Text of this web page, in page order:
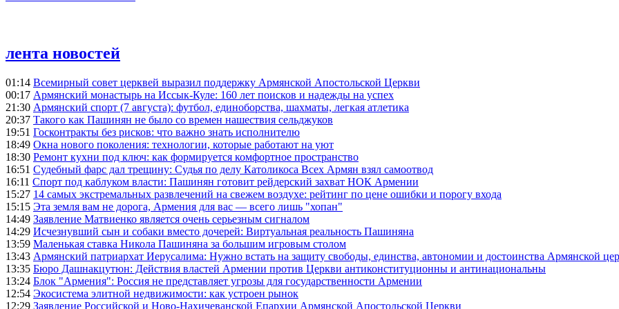
лента новостей
01:14 Всемирный совет церквей выразил поддержку Армянской Апостольской Церкви
00:17 Армянский монастырь на Иссык-Куле: 160 лет поисков и надежды на успех
21:30 Армянский спорт (7 августа): футбол, единоборства, шахматы, легкая атлетика
20:37 Такого как Пашинян не было со времен нашествия сельджуков
19:51 Госконтракты без рисков: что важно знать исполнителю
18:49 Окна нового поколения: технологии, которые работают на уют
18:30 Ремонт кухни под ключ: как формируется комфортное пространство
16:51 Судебный фарс дал трещину: Судья по делу Католикоса Всех Армян взял самоотвод
16:11 Спорт под каблуком власти: Пашинян готовит рейдерский захват НОК Армении
15:27 14 самых экстремальных развлечений на свежем воздухе: рейтинг по цене ошибки и порогу входа
15:15 Эта земля вам не дорога, Армения для вас — всего лишь "хопан"
14:49 Заявление Матвиенко является очень серьезным сигналом
14:29 Исчезнувший сын и собаки вместо дочерей: Виртуальная реальность Пашиняна
13:59 Маленькая ставка Никола Пашиняна за большим игровым столом
13:43 Армянский патриархат Иерусалима: Нужно встать на защиту свободы, единства, автономии и достоинства Армянской
13:35 Бюро Дашнакцутюн: Действия властей Армении против Церкви антиконституционны и антинациональны
13:24 Блок "Армения": Россия не представляет угрозы для государственности Армении
12:54 Экосистема элитной недвижимости: как устроен рынок
12:29 Заявление Российской и Ново-Нахичеванской Епархии Армянской Апостольской Церкви